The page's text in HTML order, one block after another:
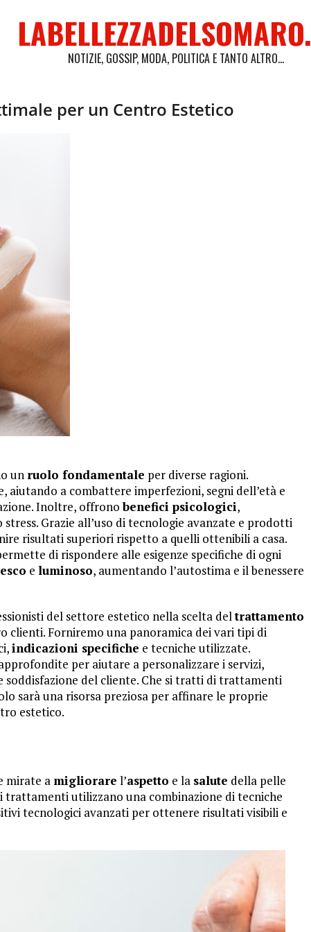
NOTIZIE, GOSSIP, MODA, POLITICA E TANTO ALTRO...
per un Centro Estetico
un ruolo fondamentale per diverse ragioni.
a combattere imperfezioni, segni dell’età e
Inoltre, offronobenefici psicologici,
Grazie all’uso di tecnologie avanzate e prodotti
risultati superiori rispetto a quelli ottenibili a casa.
di rispondere alle esigenze specifiche di ogni
e luminoso, aumentando l’autostima e il benessere
del settore estetico nella scelta deltrattamento
clienti. Forniremo una panoramica dei vari tipi di
indicazioni specifiche e tecniche utilizzate.
per aiutare a personalizzare i servizi,
del cliente. Che si tratti di trattamenti
sarà una risorsa preziosa per affinare le proprie
estetico.
mirate a migliorare l’aspetto e la salute della pelle
trattamenti utilizzano una combinazione di tecniche
tecnologici avanzati per ottenere risultati visibili e